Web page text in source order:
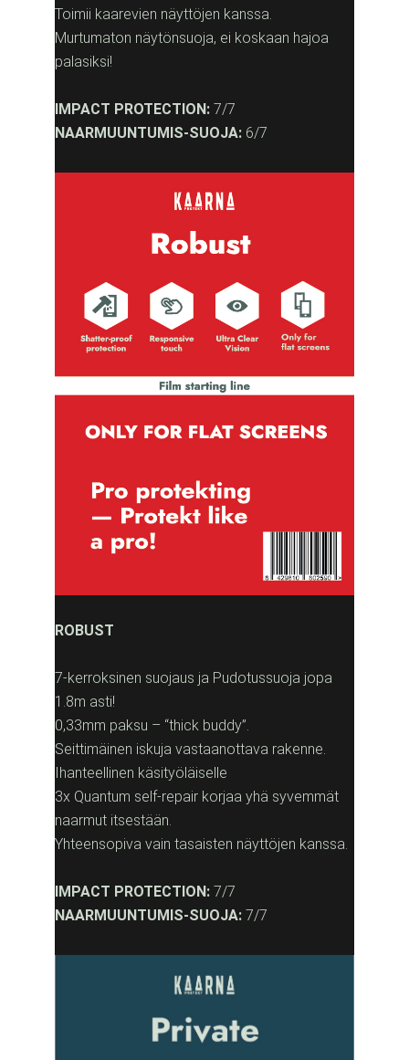
Toimii kaarevien näyttöjen kanssa.
Murtumaton näytönsuoja, ei koskaan hajoa
palasiksi!
IMPACT PROTECTION: 7/7
NAARMUUNTUMIS-SUOJA: 6/7
ROBUST
7-kerroksinen suojaus ja Pudotussuoja jopa
1.8m asti!
0,33mm paksu – “thick buddy”.
Seittimäinen iskuja vastaanottava rakenne.
Ihanteellinen käsityöläiselle
3x Quantum self-repair korjaa yhä syvemmät
naarmut itsestään.
Yhteensopiva vain tasaisten näyttöjen kanssa.
IMPACT PROTECTION: 7/7
NAARMUUNTUMIS-SUOJA: 7/7